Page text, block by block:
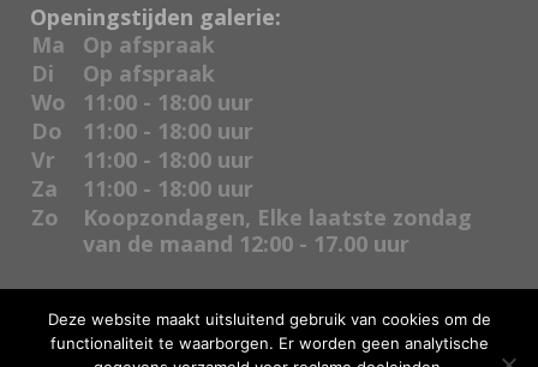
Openingstijden galerie:
Ma
Op afspraak
Di
Op afspraak
Wo
11:00 - 18:00 uur
Do
11:00 - 18:00 uur
Vr
11:00 - 18:00 uur
Za
11:00 - 18:00 uur
Zo
Koopzondagen, Elke laatste zondag
van de maand 12:00 - 17.00 uur
Deze website maakt uitsluitend gebruik van cookies om de
functionaliteit te waarborgen. Er worden geen analytische